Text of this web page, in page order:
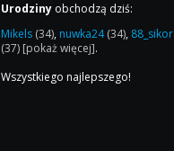
Urodziny obchodzą dziś:
Mikels (34), nuwka24(34), 88_sikor
(37) [pokaż więcej].
Wszystkiego najlepszego!